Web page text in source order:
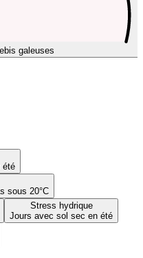
galeuses
été
sous 20°C
Stress hydrique
Jours avec sol sec en été